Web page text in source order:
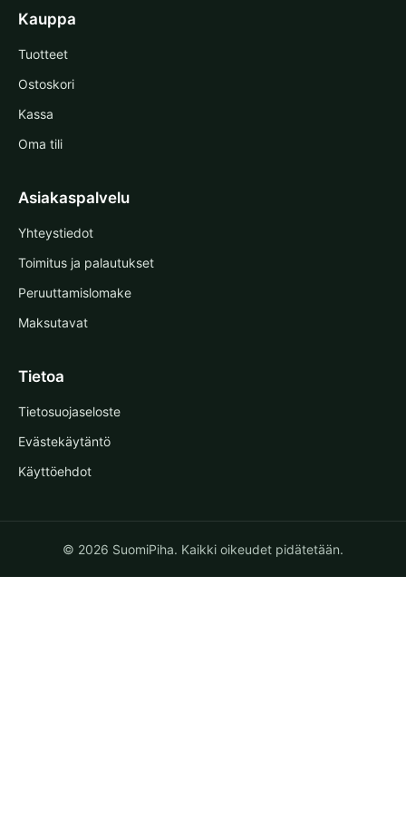
Kauppa
Tuotteet
Ostoskori
Kassa
Oma tili
Asiakaspalvelu
Yhteystiedot
Toimitus ja palautukset
Peruuttamislomake
Maksutavat
Tietoa
Tietosuojaseloste
Evästekäytäntö
Käyttöehdot
© 2026 SuomiPiha. Kaikki oikeudet pidätetään.